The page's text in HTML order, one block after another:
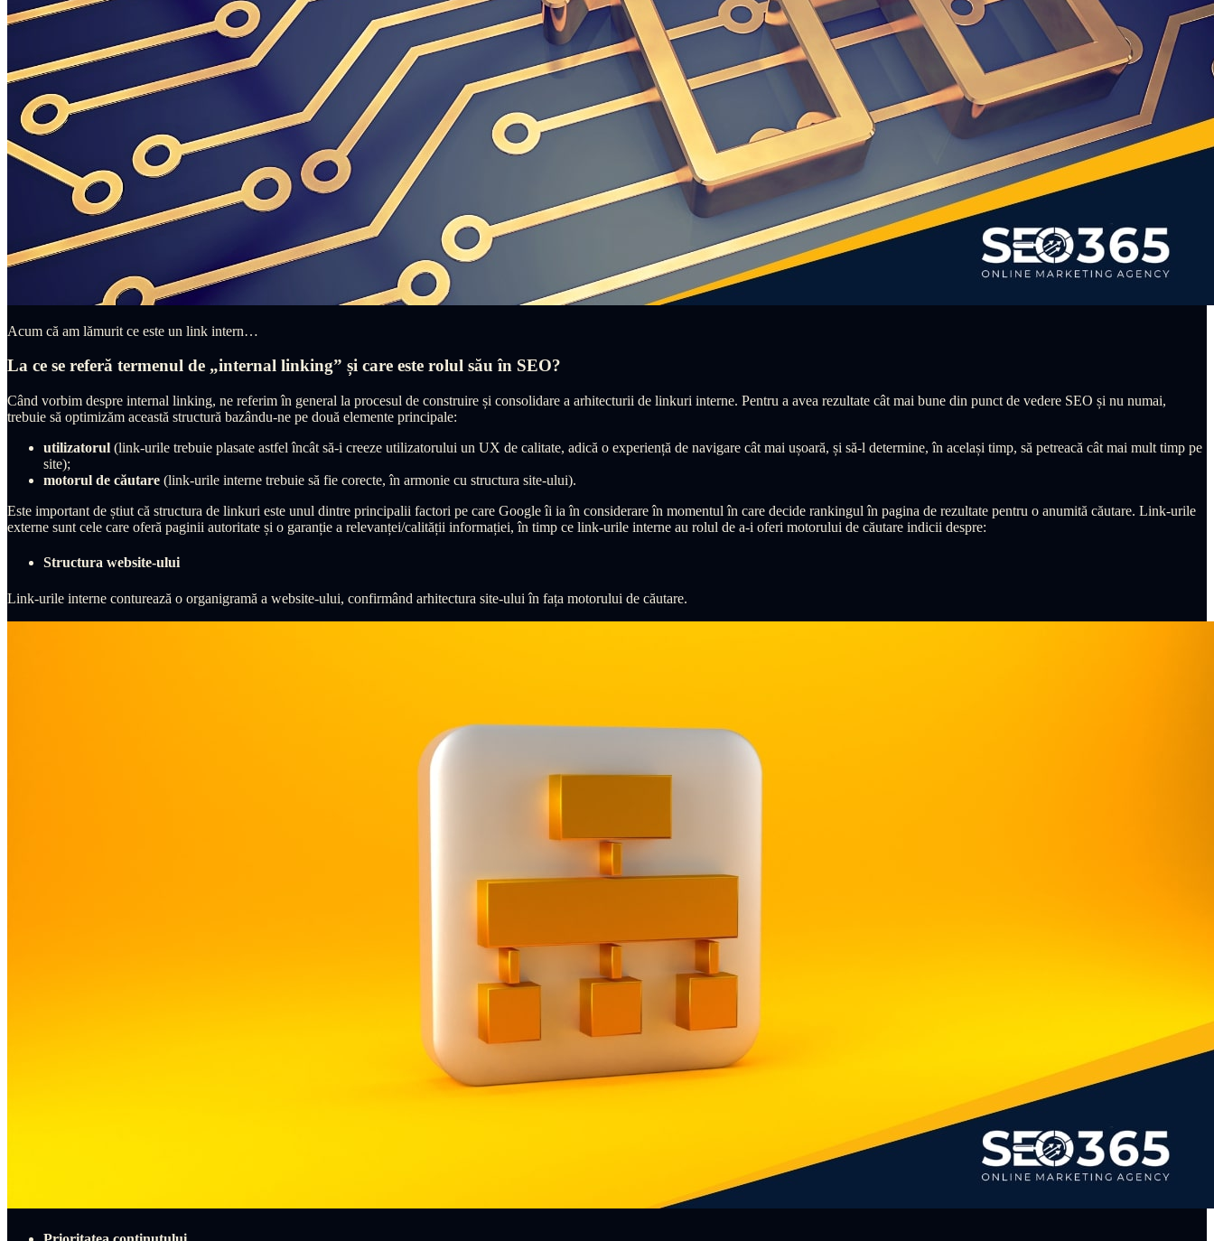
Acum că am lămurit ce este un link intern…
La ce se referă termenul de „internal linking” și care este rolul său în SEO?
Când vorbim despre internal linking, ne referim în general la procesul de construire și consolidare a arhitecturii de linkuri interne. Pentru a avea rezultate cât mai bune din punct de vedere SEO și nu numai,
trebuie să optimizăm această structură bazându-ne pe două elemente principale:
utilizatorul (link-urile trebuie plasate astfel încât să-i creeze utilizatorului un UX de calitate, adică o experiență de navigare cât mai ușoară, și să-l determine, în același timp, să petreacă cât mai mult timp pe
site);
motorul de căutare (link-urile interne trebuie să fie corecte, în armonie cu structura site-ului).
Este important de știut că structura de linkuri este unul dintre principalii factori pe care Google îi ia în considerare în momentul în care decide rankingul în pagina de rezultate pentru o anumită căutare. Link-urile
externe sunt cele care oferă paginii autoritate și o garanție a relevanței/calității informației, în timp ce link-urile interne au rolul de a-i oferi motorului de căutare indicii despre:
Structura website-ului
Link-urile interne conturează o organigramă a website-ului, confirmând arhitectura site-ului în fața motorului de căutare.